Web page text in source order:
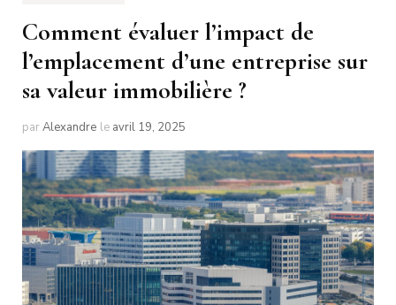
Comment évaluer l’impact de
l’emplacement d’une entreprise sur
sa valeur immobilière ?
parAlexandre le avril 19, 2025